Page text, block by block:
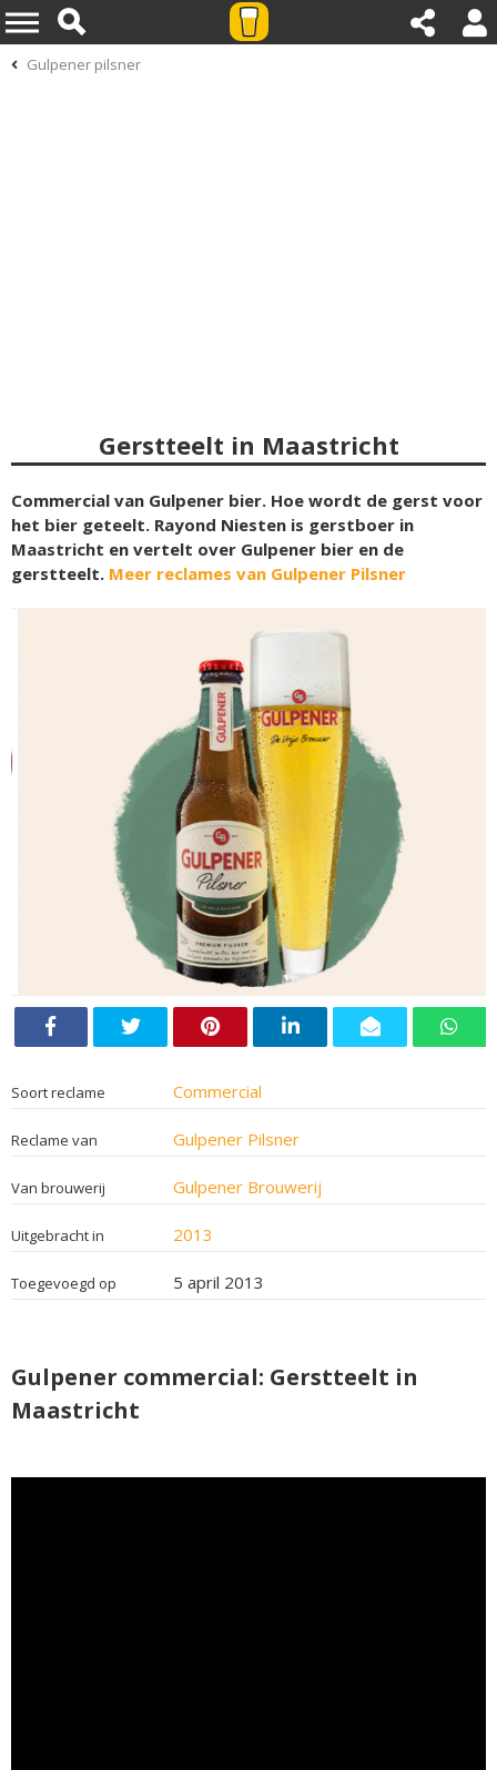
Gulpener pilsner
Gerstteelt in Maastricht
Commercial van Gulpener bier. Hoe wordt de gerst voor
het bier geteelt. Rayond Niesten is gerstboer in
Maastricht en vertelt over Gulpener bier en de
gerstteelt. Meer reclames van Gulpener Pilsner
Soort reclame Commercial
Reclame van Gulpener Pilsner
Van brouwerij Gulpener Brouwerij
Uitgebracht in 2013
Toegevoegd op 5 april 2013
Gulpener commercial: Gerstteelt in
Maastricht